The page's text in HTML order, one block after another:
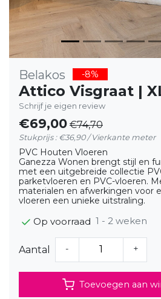
Belakos -8%
Attico Visgraat |
Schrijf je eigen review
€69,00 €74,70
Stukprijs : €36,90 / Vierkante meter
PVC Houten Vloeren
Ganezza Wonen brengt stijl en
met een uitgebreide collectie
parketvloeren en PVC-vloeren.
materialen en afwerkingen voor
vloeren een unieke uitstraling.
Op voorraad 1 - 2 weken
Aantal - +
Toevoegen aan